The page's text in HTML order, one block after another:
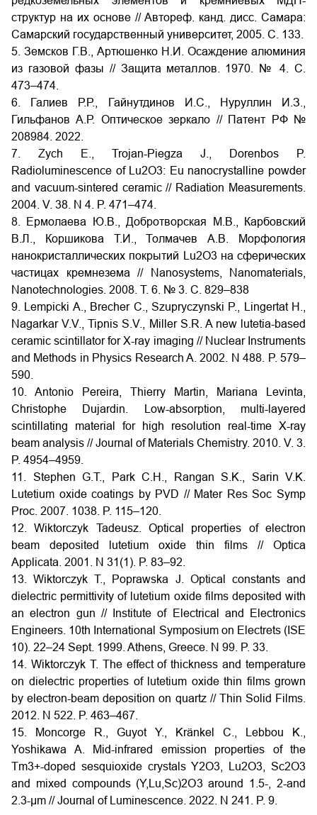
структур на их основе // Автореф. канд. дисс. Самара:
Самарский государственный университет, 2005. С. 133.
5. Земсков Г.В., Артюшенко Н.И. Осаждение алюминия
из газовой фазы // Защита металлов. 1970. № 4. С.
473–474.
6. Галиев Р.Р., Гайнутдинов И.С., Нуруллин И.З.,
Гильфанов А.Р. Оптическое зеркало // Патент РФ №
208984. 2022.
7. Zych E., Trojan-Piegza J., Dorenbos P.
Radioluminescence of Lu2O3: Eu nanocrystalline powder
and vacuum-sintered ceramic // Radiation Measurements.
2004. V. 38. N 4. P. 471–474.
8. Ермолаева Ю.В., Добротворская М.В., Карбовский
В.Л., Коршикова Т.И., Толмачев А.В. Морфология
нанокристаллических покрытий Lu2О3 на сферических
частицах кремнезема // Nanosystems, Nanomaterials,
Nanotechnologies. 2008. Т. 6. № 3. С. 829–838
9. Lempicki A., Brecher C., Szupryczynski P., Lingertat H.,
Nagarkar V.V., Tipnis S.V., Miller S.R. A new lutetia-based
ceramic scintillator for X-ray imaging // Nuclear Instruments
and Methods in Physics Research A. 2002. N 488. P. 579–
590.
10. Antonio Pereira, Thierry Martin, Mariana Levinta,
Christophe Dujardin. Low-absorption, multi-layered
scintillating material for high resolution real-time X-ray
beam analysis // Journal of Materials Chemistry. 2010. V. 3.
P. 4954–4959.
11. Stephen G.T., Park C.H., Rangan S.K., Sarin V.K.
Lutetium oxide coatings by PVD // Mater Res Soc Symp
Proc. 2007. 1038. P. 115–120.
12. Wiktorczyk Tadeusz. Optical properties of electron
beam deposited lutetium oxide thin films // Optica
Applicata. 2001. N 31(1). P. 83–92.
13. Wiktorczyk T., Poprawska J. Optical constants and
dielectric permittivity of lutetium oxide films deposited with
an electron gun // Institute of Electrical and Electronics
Engineers. 10th International Symposium on Electrets (ISE
10). 22–24 Sept. 1999. Athens, Greece. N 99. P. 33.
14. Wiktorczyk T. The effect of thickness and temperature
on dielectric properties of lutetium oxide thin films grown
by electron-beam deposition on quartz // Thin Solid Films.
2012. N 522. P. 463–467.
15. Moncorge R., Guyot Y., Kränkel C., Lebbou K.,
Yoshikawa A. Mid-infrared emission properties of the
Tm3+-doped sesquioxide crystals Y2O3, Lu2O3, Sc2O3
and mixed compounds (Y,Lu,Sc)2O3 around 1.5-, 2-and
2.3-μm // Journal of Luminescence. 2022. N 241. P. 9.